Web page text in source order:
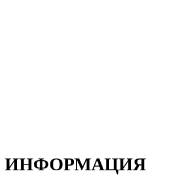
ИНФОРМАЦИЯ